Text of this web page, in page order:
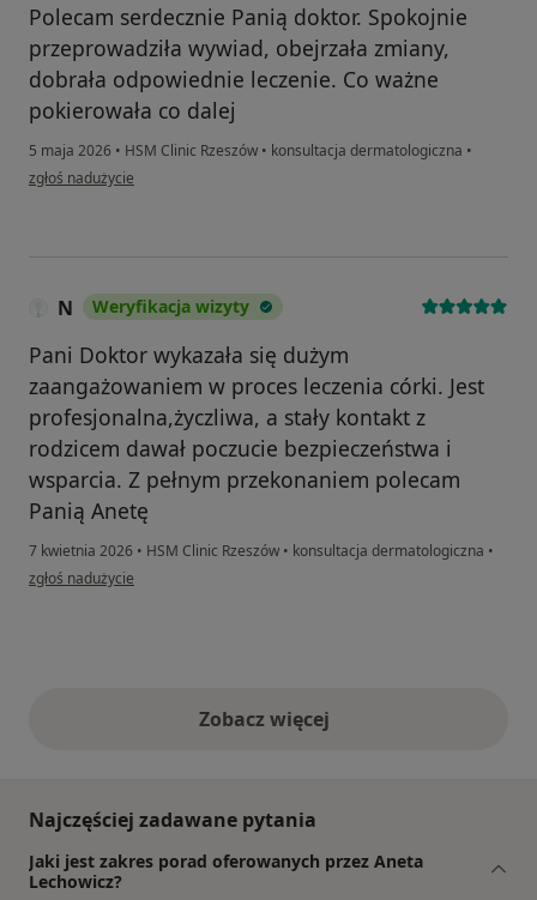
Polecam serdecznie Panią doktor. Spokojnie
przeprowadziła wywiad, obejrzała zmiany,
dobrała odpowiednie leczenie. Co ważne
pokierowała co dalej
5 maja 2026 • HSM Clinic Rzeszów • konsultacja dermatologiczna •
w opinii użytkownika Angelika
zgłoś nadużycie
N Weryfikacja wizyty
Pani Doktor wykazała się dużym
zaangażowaniem w proces leczenia córki. Jest
profesjonalna,życzliwa, a stały kontakt z
rodzicem dawał poczucie bezpieczeństwa i
wsparcia. Z pełnym przekonaniem polecam
Panią Anetę
7 kwietnia 2026 • HSM Clinic Rzeszów • konsultacja dermatologiczna •
w opinii użytkownika N
zgłoś nadużycie
Zobacz więcejopinie powyżej
Najczęściej zadawane pytania
Jaki jest zakres porad oferowanych przez Aneta
Lechowicz?